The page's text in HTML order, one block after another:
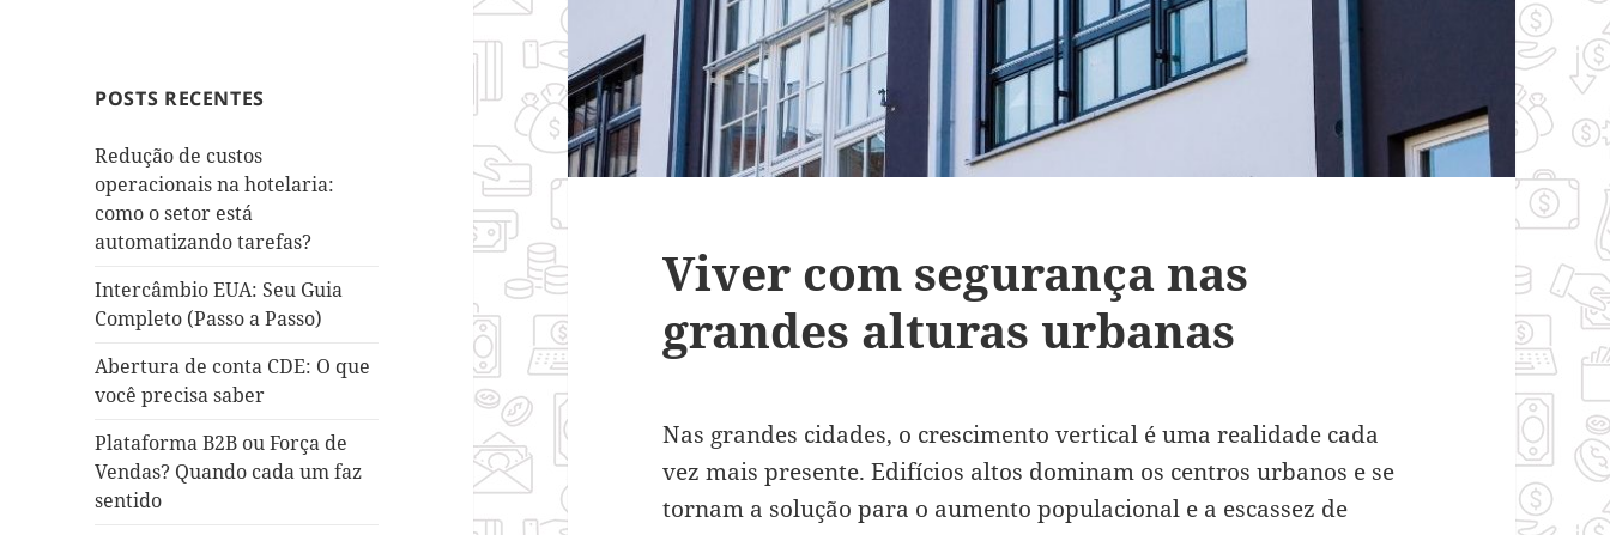
POSTS RECENTES
Redução de custos
operacionais na hotelaria:
como o setor está
automatizando tarefas?
Intercâmbio EUA: Seu Guia
Completo (Passo a Passo)
Abertura de conta CDE: O que
você precisa saber
Plataforma B2B ou Força de
Vendas? Quando cada um faz
sentido
Viver com segurança nas
grandes alturas urbanas
Nas grandes cidades, o crescimento vertical é uma realidade cada
vez mais presente. Edifícios altos dominam os centros urbanos e se
tornam a solução para o aumento populacional e a escassez de